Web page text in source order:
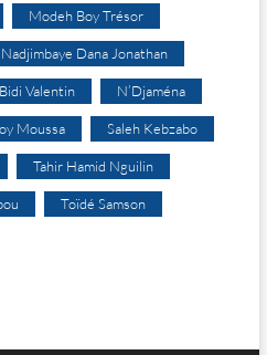
Modeh Boy Trésor
Nadjimbaye Dana Jonathan
Valentin N’Djaména
Moussa Saleh Kebzabo
Tahir Hamid Nguilin
Toïdé Samson